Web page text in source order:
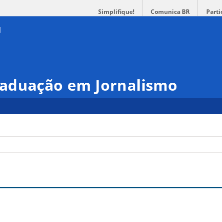
Simplifique! Comunica BR
em Jornalismo